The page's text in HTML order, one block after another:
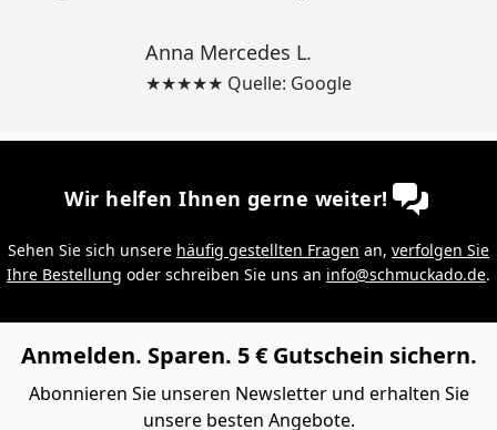
Anna Mercedes L.
★★★★★ Quelle: Google
Wir helfen Ihnen gerne weiter!
Sehen Sie sich unsere häufig gestellten Fragen an, verfolgen Sie
Ihre Bestellung oder schreiben Sie uns an info@schmuckado.de.
Anmelden. Sparen. 5 € Gutschein sichern.
Abonnieren Sie unseren Newsletter und erhalten Sie
unsere besten Angebote.